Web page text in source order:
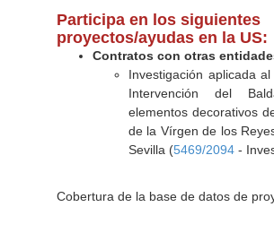
Participa en los siguientes
proyectos/ayudas en la US:
Contratos con otras
Investigación aplicada
Intervención del
elementos decorativos
de la Vírgen de los
Sevilla (5469/2094-
Cobertura de la base de datos de